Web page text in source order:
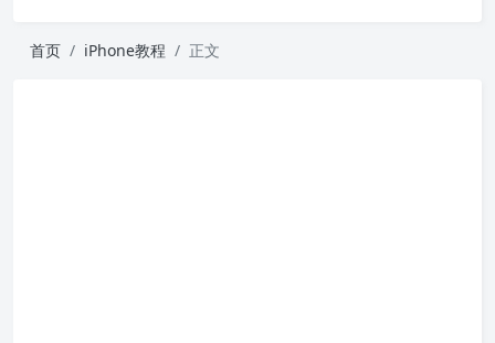
首页 iPhone教程 正文